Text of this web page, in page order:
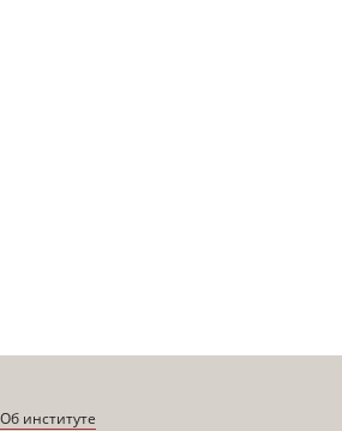
Об институте